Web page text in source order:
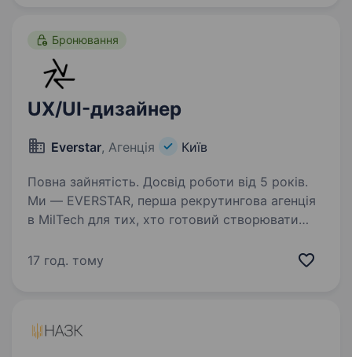
Бронювання
UX/UI-дизайнер
Everstar, Агенція Київ
Повна зайнятість. Досвід роботи від 5 років.
Ми — EVERSTAR, перша рекрутингова агенція
в MilTech для тих, хто готовий створювати
розказуємо про роль. Компанія, що створює
17 год. тому